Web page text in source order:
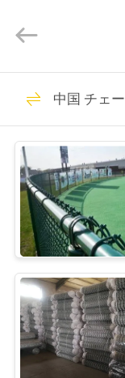
製
品
私
達
に
つ
い
2026
Rights
Reserved.
金属
大
穿孔
ュ
中国 チェ